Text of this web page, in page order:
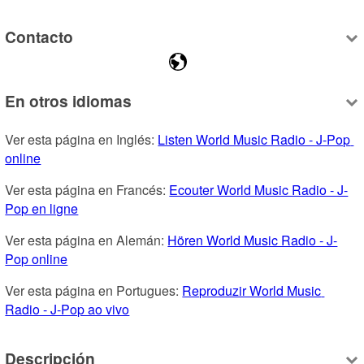
Contacto
En otros idiomas
Ver esta página en Inglés: Listen World Music Radio - J-Pop
online
Ver esta página en Francés: Ecouter World Music Radio - J-
Pop en ligne
Ver esta página en Alemán: Hören World Music Radio - J-
Pop online
Ver esta página en Portugues: Reproduzir World Music
Radio - J-Pop ao vivo
Descripción